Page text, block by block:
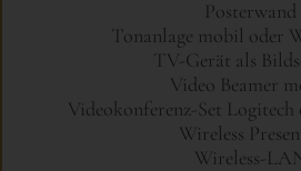
Posterwand
Tonanlage mobil oder
TV-Gerät als
Video Beamer
Videokonferenz-Set
Wireless
Wireless-